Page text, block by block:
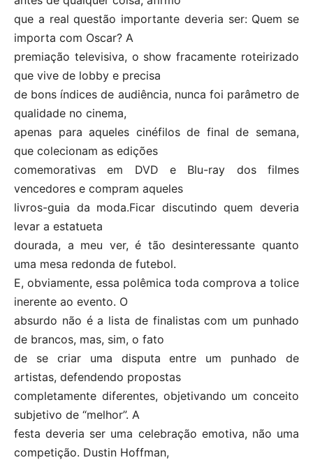
que a real questão importante deveria ser: Quem se
importa com Oscar? A
premiação televisiva, o show fracamente roteirizado
que vive de lobby e precisa
de bons índices de audiência, nunca foi parâmetro de
qualidade no cinema,
apenas para aqueles cinéfilos de final de semana,
que colecionam as edições
comemorativas em DVD e Blu-ray dos filmes
vencedores e compram aqueles
livros-guia da moda.Ficar discutindo quem deveria
levar a estatueta
dourada, a meu ver, é tão desinteressante quanto
uma mesa redonda de futebol.
E, obviamente, essa polêmica toda comprova a tolice
inerente ao evento. O
absurdo não é a lista de finalistas com um punhado
de brancos, mas, sim, o fato
de se criar uma disputa entre um punhado de
artistas, defendendo propostas
completamente diferentes, objetivando um conceito
subjetivo de “melhor”. A
festa deveria ser uma celebração emotiva, não uma
competição. Dustin Hoffman,